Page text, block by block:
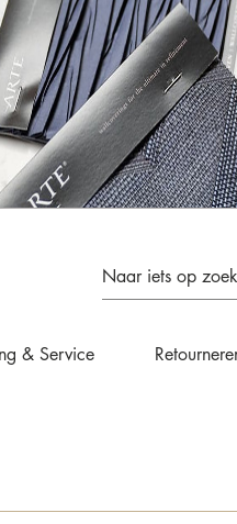
& Service
is, ontvang je een e-mail